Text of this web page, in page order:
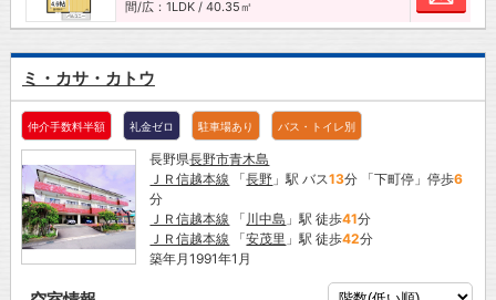
間/広：1LDK / 40.35㎡
ミ・カサ・カトウ
仲介手数料半額 礼金ゼロ 駐車場あり バス・トイレ別
長野県長野市青木島
ＪＲ信越本線 「長野 」駅 バス13分 「下町停」停歩6
分
ＪＲ信越本線 「 川中島 」駅 徒歩41分
ＪＲ信越本線 「安茂里 」駅 徒歩42分
築年月1991年1月